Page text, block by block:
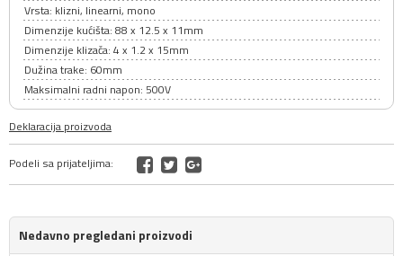
Vrsta: klizni, linearni, mono
Dimenzije kućišta: 88 x 12.5 x 11mm
Dimenzije klizača: 4 x 1.2 x 15mm
Dužina trake: 60mm
Maksimalni radni napon: 500V
Deklaracija proizvoda
Podeli sa prijateljima:
Nedavno pregledani proizvodi